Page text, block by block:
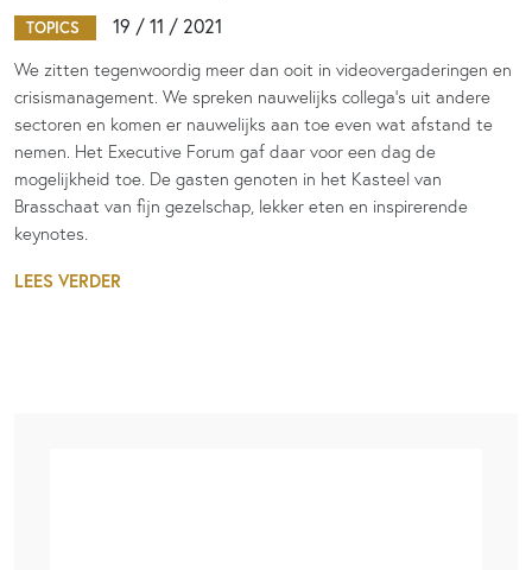
TOPICS 19 / 11 / 2021
We zitten tegenwoordig meer dan ooit in videovergaderingen en
crisismanagement. We spreken nauwelijks collega’s uit andere
sectoren en komen er nauwelijks aan toe even wat afstand te
nemen. Het Executive Forum gaf daar voor een dag de
mogelijkheid toe. De gasten genoten in het Kasteel van
Brasschaat van fijn gezelschap, lekker eten en inspirerende
keynotes.
LEES VERDER